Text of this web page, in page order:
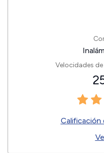
Velocidades
Calificación